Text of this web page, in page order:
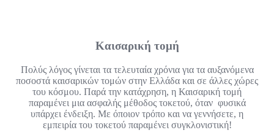
Καισαρική τομή
Πολύς λόγος γίνεται τα τελευταία χρόνια για τα αυξανόμενα
ποσοστά καισαρικών τομών στην Ελλάδα και σε άλλες χώρες
του κόσμου. Παρά την κατάχρηση, η Καισαρική τομή
παραμένει μια ασφαλής μέθοδος τοκετού, όταν φυσικά
υπάρχει ένδειξη. Με όποιον τρόπο και να γεννήσετε, η
εμπειρία του τοκετού παραμένει συγκλονιστική!